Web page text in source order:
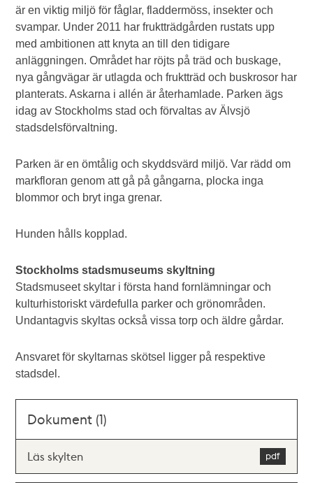
är en viktig miljö för fåglar, fladdermöss, insekter och
svampar. Under 2011 har fruktträdgården rustats upp
med ambitionen att knyta an till den tidigare
anläggningen. Området har röjts på träd och buskage,
nya gångvägar är utlagda och fruktträd och buskrosor har
planterats. Askarna i allén är återhamlade. Parken ägs
idag av Stockholms stad och förvaltas av Älvsjö
stadsdelsförvaltning.
Parken är en ömtålig och skyddsvärd miljö. Var rädd om
markfloran genom att gå på gångarna, plocka inga
blommor och bryt inga grenar.
Hunden hålls kopplad.
Stockholms stadsmuseums skyltning
Stadsmuseet skyltar i första hand fornlämningar och
kulturhistoriskt värdefulla parker och grönområden.
Undantagvis skyltas också vissa torp och äldre gårdar.
Ansvaret för skyltarnas skötsel ligger på respektive
stadsdel.
Dokument (1)
Läs skylten